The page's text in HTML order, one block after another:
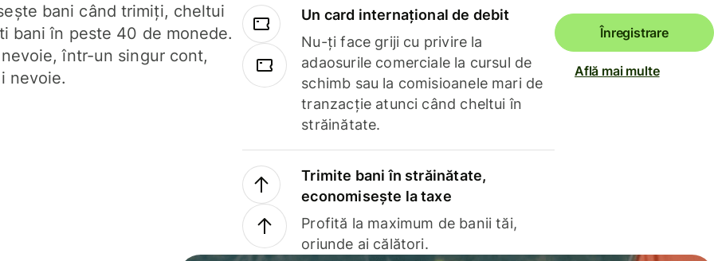
bani când trimiți, cheltui
bani în peste 40 de monede.
într-un singur cont,
nevoie.
Un card internațional de debit
Nu-ți face griji cu privire la
adaosurile comerciale la cursul de
schimb sau la comisioanele mari de
tranzacție atunci când cheltui în
străinătate.
Trimite bani în străinătate,
economisește la taxe
Profită la maximum de banii tăi,
oriunde ai călători.
Înregistrare
Află mai multe